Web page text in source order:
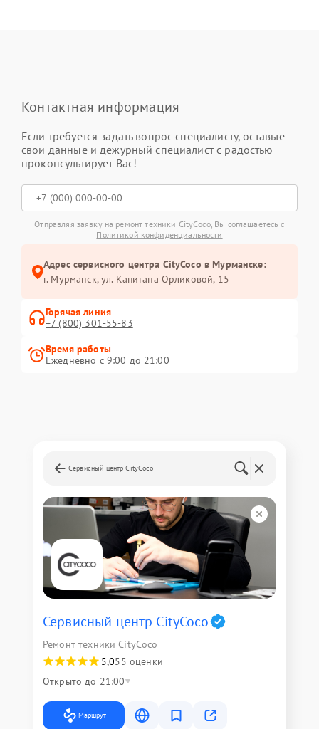
Контактная информация
Если требуется задать вопрос специалисту, оставьте
свои данные и дежурный специалист с радостью
проконсультирует Вас!
Отправляя заявку на ремонт техники CityCoco, Вы соглашаетесь с
Политикой конфиденциальности
Адрес сервисного центра CityCoco в Мурманске:
г. Мурманск, ул. Капитана Орликовой, 15
Горячая линия
+7 (800) 301-55-83
Время работы
Ежедневно с 9:00 до 21:00
Сервисный центр CityCoco
Сервисный центр CityCoco
Ремонт техники CityCoco
5,055 оценки
Открыто до 21:00
Маршрут